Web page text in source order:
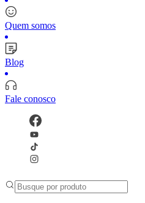
Quem somos
Blog
Fale conosco